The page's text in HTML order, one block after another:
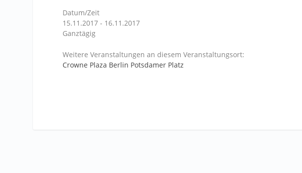
Datum/Zeit
15.11.2017 - 16.11.2017
Ganztägig
Weitere Veranstaltungen an diesem Veranstaltungsort:
Crowne Plaza Berlin Potsdamer Platz